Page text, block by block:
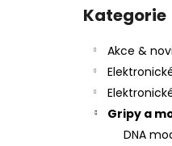
Přeskočit
kategorie
Kategorie
Akce &
Gripy a
DNA